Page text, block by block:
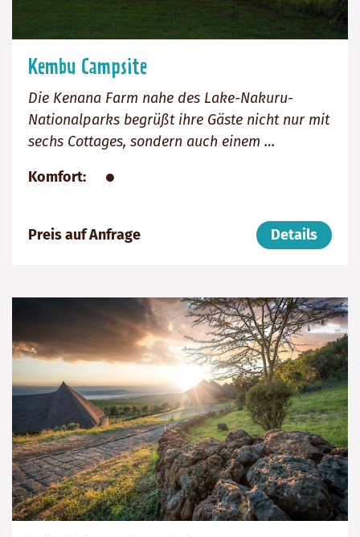
Kembu Campsite
Die Kenana Farm nahe des Lake-Nakuru-
Nationalparks begrüßt ihre Gäste nicht nur mit
sechs Cottages, sondern auch einem …
Komfort
●
Preis auf Anfrage Details